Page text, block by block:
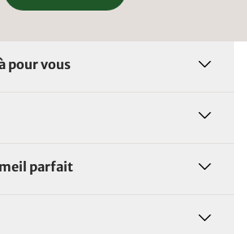
pour vous
parfait